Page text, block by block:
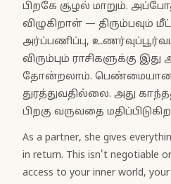
பிறகே சூழல் மாறும்.
விழுகிறாள் — திரும்பவும்
அர்ப்பணிப்பு,
விரும்பும் ராசிகளுக்கு
தோன்றலாம். பெண்மையான
துரத்துவதில்லை. அது
பிறகு வருவதை
As a partner, she gives
in return. This isn't negotiable
access to your inner world,